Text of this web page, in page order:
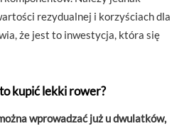
rezydualnej i korzyściach dla
że jest to inwestycja, która się
kupić lekki rower?
wprowadzać już u dwulatków,